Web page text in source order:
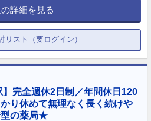
詳細を見る
リスト（要ログイン）
】完全週休2日制／年間休日120
り休めて無理なく長く続けや
の薬局★